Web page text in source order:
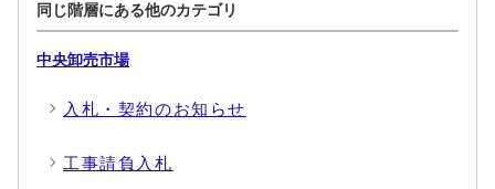
同じ階層にある他のカテゴリ
中央卸売市場
入札・契約のお知らせ
工事請負入札